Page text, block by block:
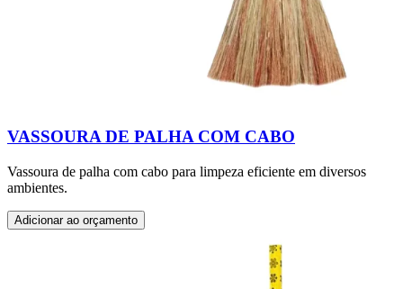
VASSOURA DE PALHA COM CABO
Vassoura de palha com cabo para limpeza eficiente em diversos
ambientes.
Adicionar ao orçamento